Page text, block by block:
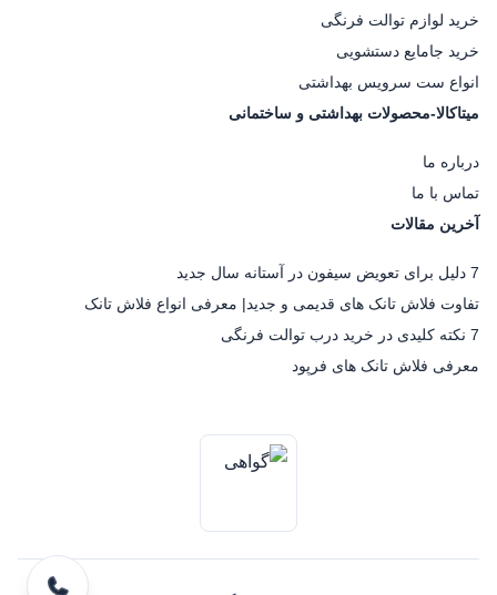
خرید لوازم توالت فرنگی
خرید جامایع دستشویی
انواع ست سرویس بهداشتی
میتاکالا-محصولات بهداشتی و ساختمانی
درباره ما
تماس با ما
آخرین مقالات
7 دلیل برای تعویض سیفون در آستانه سال جدید
تفاوت فلاش تانک های قدیمی و جدید| معرفی انواع فلاش تانک
7 نکته کلیدی در خرید درب توالت فرنگی
معرفی فلاش تانک های فرپود